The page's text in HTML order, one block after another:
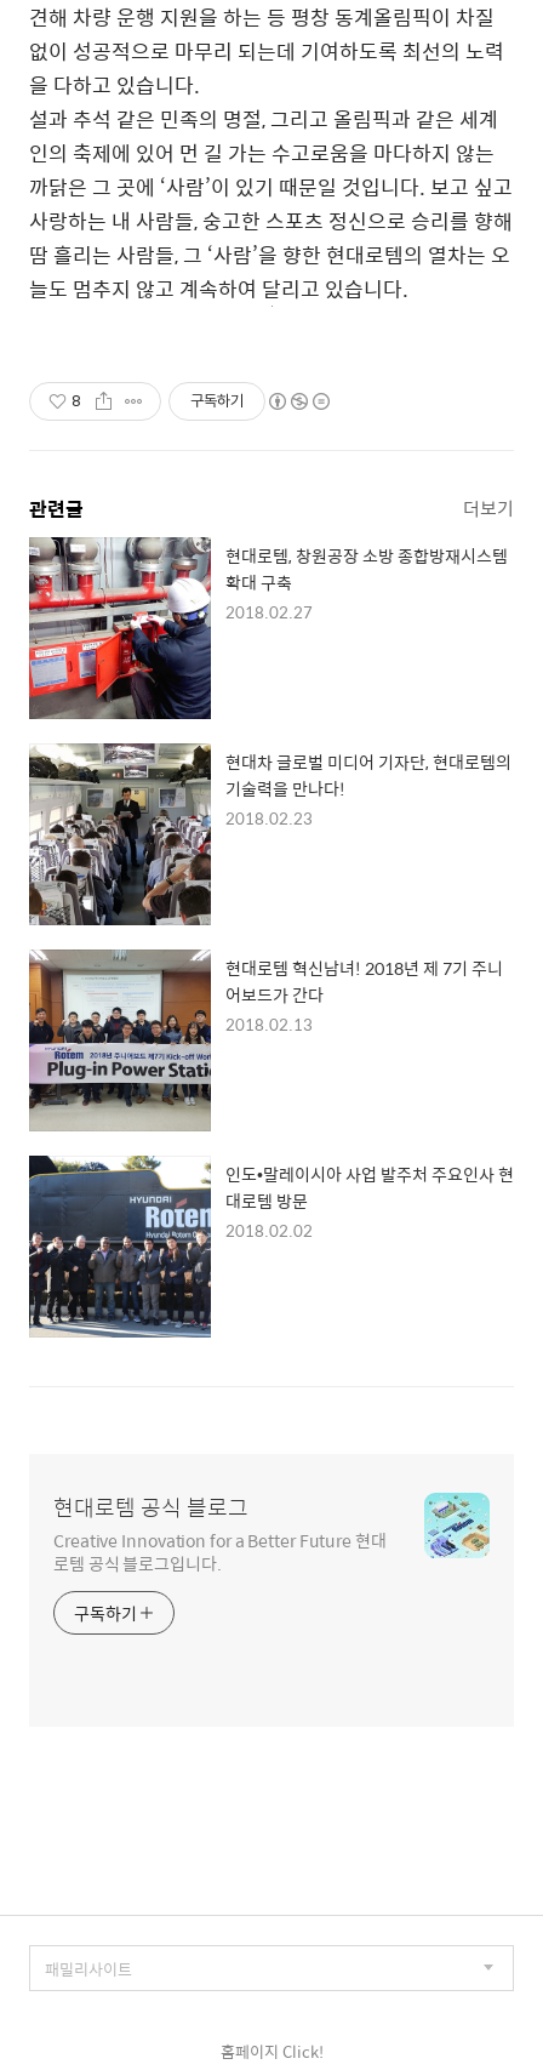
견해 차량 운행 지원을 하는 등 평창 동계올림픽이 차질
없이 성공적으로 마무리 되는데 기여하도록 최선의 노력
을 다하고 있습니다.
설과 추석 같은 민족의 명절, 그리고 올림픽과 같은 세계
인의 축제에 있어 먼 길 가는 수고로움을 마다하지 않는
까닭은 그 곳에 ‘사람’이 있기 때문일 것입니다. 보고 싶고
사랑하는 내 사람들, 숭고한 스포츠 정신으로 승리를 향해
땀 흘리는 사람들, 그 ‘사람’을 향한 현대로템의 열차는 오
늘도 멈추지 않고 계속하여 달리고 있습니다.
8 구독하기
관련글 더보기
현대로템, 창원공장 소방 종합방재시스템
확대 구축
2018.02.27
현대차 글로벌 미디어 기자단, 현대로템의
기술력을 만나다!
2018.02.23
현대로템 혁신남녀! 2018년 제 7기 주니
어보드가 간다
2018.02.13
인도•말레이시아 사업 발주처 주요인사 현
대로템 방문
2018.02.02
현대로템 공식 블로그
Creative Innovation for a Better Future 현대
로템 공식 블로그입니다.
구독하기
홈페이지 Click!